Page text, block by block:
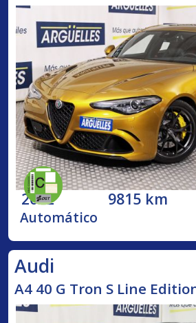
2022 9815 km
Automático
Audi
A4 40 G Tron S Line